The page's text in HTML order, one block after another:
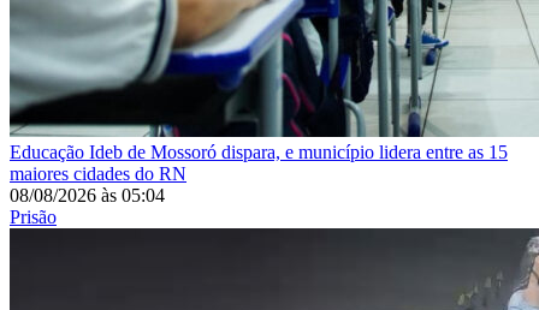
Educação Ideb de Mossoró dispara, e município lidera entre as 15
maiores cidades do RN
08/08/2026 às 05:04
Prisão